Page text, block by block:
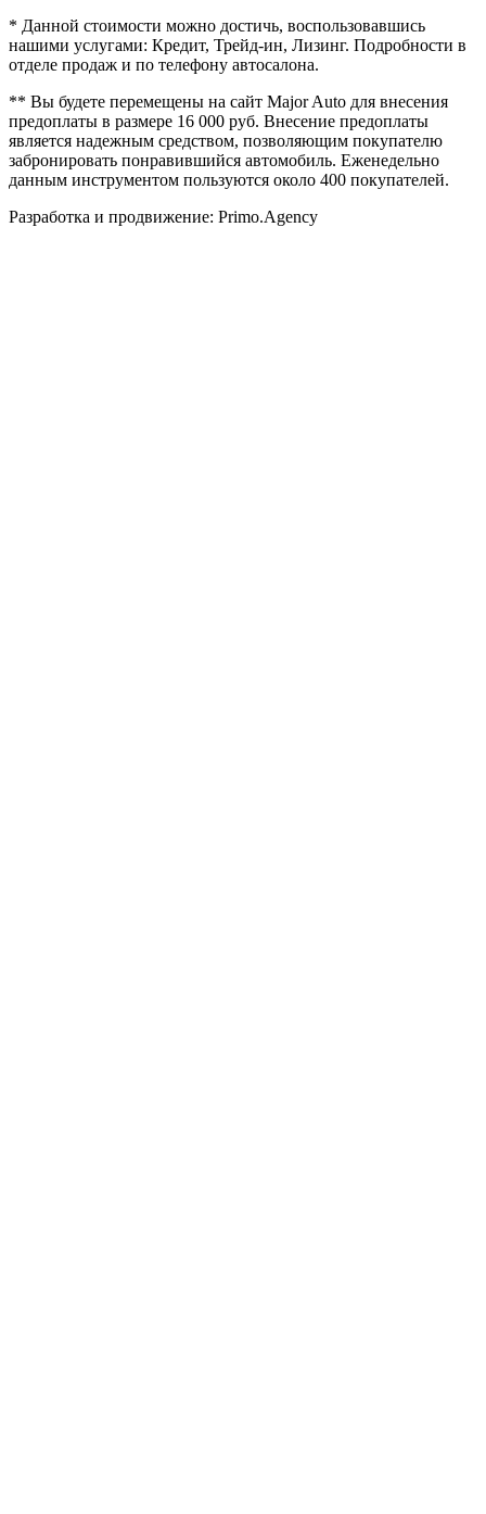
* Данной стоимости можно достичь, воспользовавшись
нашими услугами: Кредит, Трейд-ин, Лизинг. Подробности в
отделе продаж и по телефону автосалона.
** Вы будете перемещены на сайт Major Auto для внесения
предоплаты в размере 16 000 руб. Внесение предоплаты
является надежным средством, позволяющим покупателю
забронировать понравившийся автомобиль. Еженедельно
данным инструментом пользуются около 400 покупателей.
Разработка и продвижение: Primo.Agency